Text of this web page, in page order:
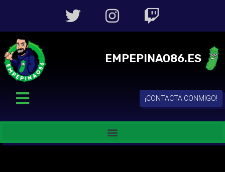
EMPEPINAO86.ES
¡CONTACTA CONMIGO!